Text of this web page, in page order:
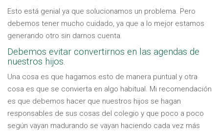
Esto está genial ya que solucionamos un problema. Pero
debemos tener mucho cuidado, ya que a lo mejor estamos
generando otro sin darnos cuenta.
Debemos evitar convertirnos en las agendas de
nuestros hijos.
Una cosa es que hagamos esto de manera puntual y otra
cosa es que se convierta en algo habitual. Mi recomendación
es que debemos hacer que nuestros hijos se hagan
responsables de sus cosas del colegio y que poco a poco
según vayan madurando se vayan haciendo cada vez más